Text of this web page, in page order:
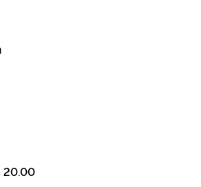
20.00